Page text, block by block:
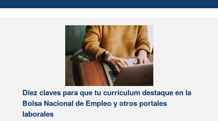
Diez claves para que tu currículum destaque en la
Bolsa Nacional de Empleo y otros portales
laborales